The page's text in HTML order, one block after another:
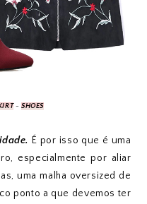
- SHOES
É por isso que é uma
especialmente por aliar
uma malha oversized de
ponto a que devemos ter